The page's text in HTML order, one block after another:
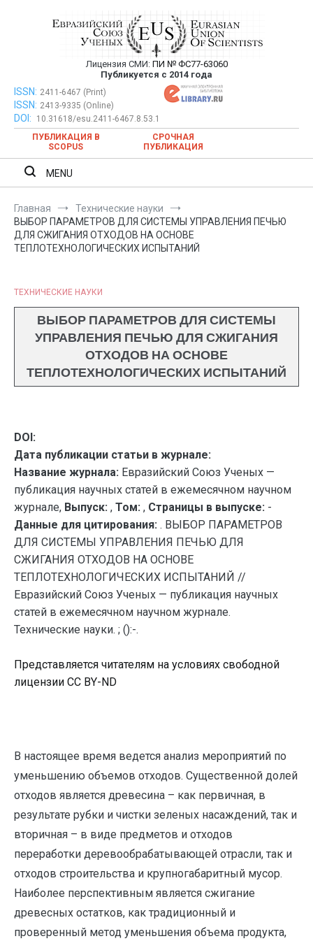
Евразийский Союз Ученых —
публикация научных статей в
ежемесячном научном журнале
Лицензия СМИ: ПИ № ФС77-63060
Публикуется с 2014 года
Евразийский Союз Ученых — публикация научных статей в
ежемесячном научном журнале
ISSN: 2411-6467 (Print)
ISSN: 2413-9335 (Online)
DOI:
10.31618/esu.2411-6467.8.53.1
ПУБЛИКАЦИЯ В
SCOPUS
СРОЧНАЯ
ПУБЛИКАЦИЯ
MENU
Главная
Технические науки
ВЫБОР ПАРАМЕТРОВ ДЛЯ СИСТЕМЫ УПРАВЛЕНИЯ ПЕЧЬЮ
ДЛЯ СЖИГАНИЯ ОТХОДОВ НА ОСНОВЕ
ТЕПЛОТЕХНОЛОГИЧЕСКИХ ИСПЫТАНИЙ
ТЕХНИЧЕСКИЕ НАУКИ
ВЫБОР ПАРАМЕТРОВ ДЛЯ СИСТЕМЫ
УПРАВЛЕНИЯ ПЕЧЬЮ ДЛЯ СЖИГАНИЯ
ОТХОДОВ НА ОСНОВЕ
ТЕПЛОТЕХНОЛОГИЧЕСКИХ ИСПЫТАНИЙ
DOI:
Дата публикации статьи в журнале:
Название журнала: Евразийский Союз Ученых —
публикация научных статей в ежемесячном научном
журнале, Выпуск: , Том: , Страницы в выпуске: -
Данные для цитирования: . ВЫБОР ПАРАМЕТРОВ
ДЛЯ СИСТЕМЫ УПРАВЛЕНИЯ ПЕЧЬЮ ДЛЯ
СЖИГАНИЯ ОТХОДОВ НА ОСНОВЕ
ТЕПЛОТЕХНОЛОГИЧЕСКИХ ИСПЫТАНИЙ //
Евразийский Союз Ученых — публикация научных
статей в ежемесячном научном журнале.
Технические науки. ; ():-.
Представляется читателям на условиях свободной
лицензии CC BY-ND
В настоящее время ведется анализ мероприятий по
уменьшению объемов отходов. Существенной долей
отходов является древесина – как первичная, в
результате рубки и чистки зеленых насаждений, так и
вторичная – в виде предметов и отходов
переработки деревообрабатывающей отрасли, так и
отходов строительства и крупногабаритный мусор.
Наиболее перспективным является сжигание
древесных остатков, как традиционный и
проверенный метод уменьшения объема продукта,